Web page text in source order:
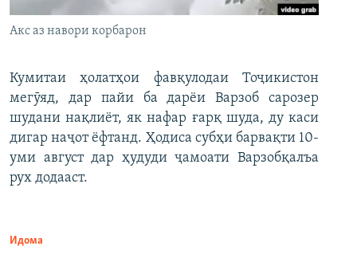
Акс аз навори корбарон
Кумитаи ҳолатҳои фавқулодаи Тоҷикистон
мегӯяд, дар пайи ба дарёи Варзоб сарозер
шудани нақлиёт, як нафар ғарқ шуда, ду каси
дигар наҷот ёфтанд. Ҳодиса субҳи барвақти 10-
уми август дар ҳудуди ҷамоати Варзобқалъа
рух додааст.
Идома